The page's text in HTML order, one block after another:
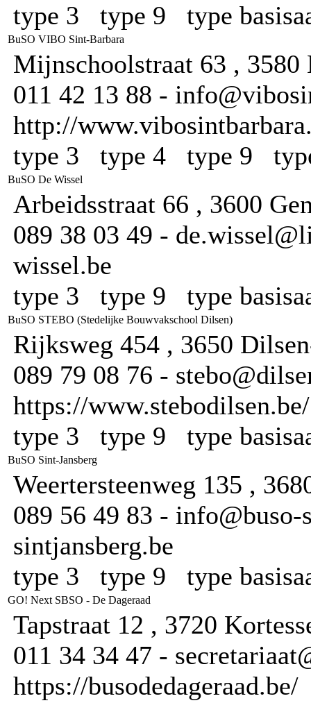
type 3 type 9 type
BuSO VIBO Sint-Barbara
Mijnschoolstraat 63 , 3580
011 42 13 88 -
http://
type 3 type 4 type 9
BuSO De Wissel
Arbeidsstraat 66 , 3600
089 38 03 49 -
wissel.be
type 3 type 9 type
BuSO STEBO (Stedelijke Bouwvakschool Dilsen)
Rijksweg 454 , 3650
089 79 08 76 -
https://www.stebodilsen.be/
type 3 type 9 type
BuSO Sint-Jansberg
Weertersteenweg 135 ,
089 56 49 83 -
sintjansberg.be
type 3 type 9 type
GO! Next SBSO - De Dageraad
Tapstraat 12 , 3720
011 34 34 47 -
https://busodedageraad.be/